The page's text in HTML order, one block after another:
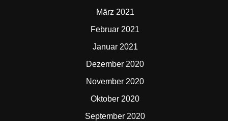
März 2021
Februar 2021
Januar 2021
Dezember 2020
November 2020
Oktober 2020
September 2020